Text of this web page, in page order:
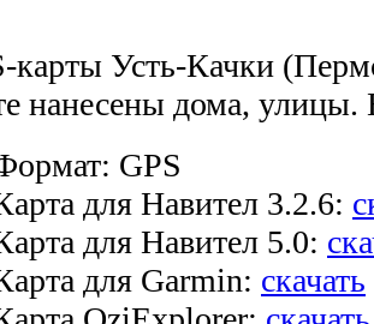
карты Усть-Качки
нанесены дома, улицы.
GPS
для Навител 3.2.6:
для Навител 5.0:
для Garmin: скачать